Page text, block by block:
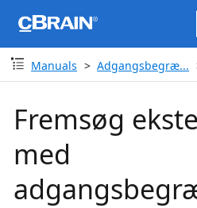
Manuals Adgangsbegræ...
Fremsøg
med